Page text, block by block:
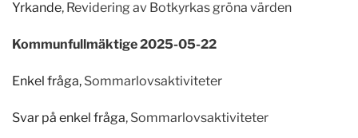
Yrkande, Revidering av Botkyrkas gröna värden
Kommunfullmäktige 2025-05-22
Enkel fråga, Sommarlovsaktiviteter
Svar på enkel fråga, Sommarlovsaktiviteter